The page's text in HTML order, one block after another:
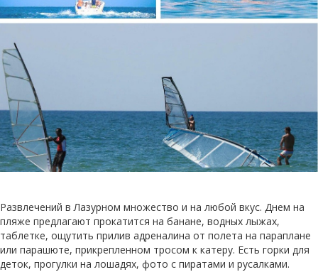
Развлечений в Лазурном множество и на любой вкус. Днем на
пляже предлагают прокатится на банане, водных лыжах,
таблетке, ощутить прилив адреналина от полета на параплане
или парашюте, прикрепленном тросом к катеру. Есть горки для
деток, прогулки на лошадях, фото с пиратами и русалками.